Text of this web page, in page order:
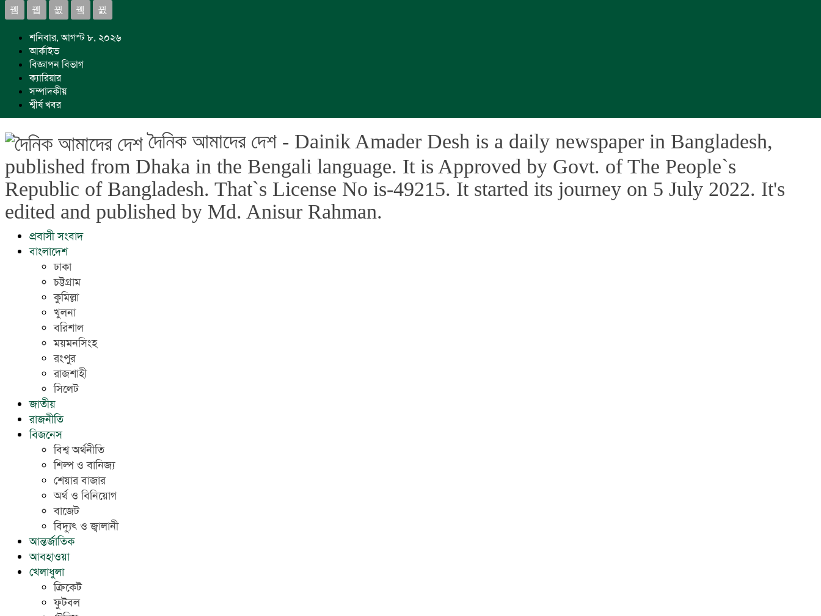
শনিবার, আগস্ট ৮, ২০২৬
আর্কাইভ
বিজ্ঞাপন বিভাগ
ক্যারিয়ার
সম্পাদকীয়
শ্বীর্ষ খবর
দৈনিক আমাদের দেশ - Dainik Amader Desh is a daily newspaper in Bangladesh,
published from Dhaka in the Bengali language. It is Approved by Govt. of The People`s
Republic of Bangladesh. That`s License No is-49215. It started its journey on 5 July 2022. It's
edited and published by Md. Anisur Rahman.
প্রবাসী সংবাদ
বাংলাদেশ
ঢাকা
চট্টগ্রাম
কুমিল্লা
খুলনা
বরিশাল
ময়মনসিংহ
রংপুর
রাজশাহী
সিলেট
জাতীয়
রাজনীতি
বিজনেস
বিশ্ব অর্থনীতি
শিল্প ও বানিজ্য
শেয়ার বাজার
অর্থ ও বিনিয়োগ
বাজেট
বিদ্যুৎ ও জ্বালানী
আন্তর্জাতিক
আবহাওয়া
খেলাধুলা
ক্রিকেট
ফুটবল